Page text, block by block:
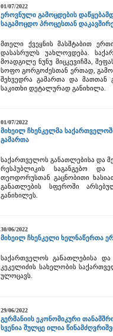
01/07/2022
ეროვნული გამოცდების
საგამოცდო პროცესთან
მთელი ქვეყნის მასშტაბით
დასასრულს უახლოვდება.
მოადგილე ნუნუ მიცკევიჩმა,
სოფო გორგოძესთან ერთად,
შეხვედრა გამართა და მათთან
საკითხი დეტალურად განიხილა.
01/07/2022
მიხეილ ჩხენკელმა
გამართა
საქართველოს განათლებისა და
რესპუბლიკის საგანგებო
თეოდორუსთან გაცნობითი
განათლების სფეროში
განიხილეს.
30/06/2022
მიხეილ ჩხენკელი ხელნაწერთა
საქართველოს განათლებისა და
კეკელიძის სახელობის
ულოცავს.
29/06/2022
გერმანიის ეკონომიკური
სვენია შულცე ილია